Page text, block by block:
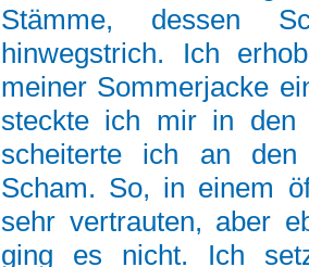
Stämme, dessen
hinwegstrich. Ich
meiner Sommerjacke
steckte ich mir in den
scheiterte ich an
Scham. So, in einem
sehr vertrauten, aber
ging es nicht. Ich